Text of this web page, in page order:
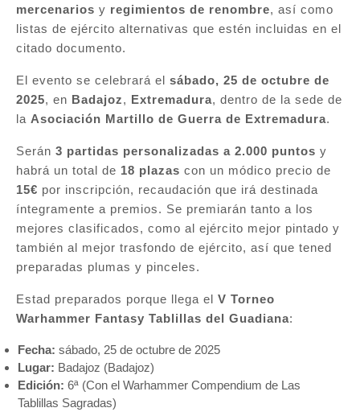
mercenarios y regimientos de renombre, así como
listas de ejército alternativas que estén incluidas en el
citado documento.
El evento se celebrará el sábado, 25 de octubre de
2025, en Badajoz, Extremadura, dentro de la sede de
la Asociación Martillo de Guerra de Extremadura.
Serán 3 partidas personalizadas a 2.000 puntos y
habrá un total de 18 plazas con un módico precio de
15€ por inscripción, recaudación que irá destinada
íntegramente a premios. Se premiarán tanto a los
mejores clasificados, como al ejército mejor pintado y
también al mejor trasfondo de ejército, así que tened
preparadas plumas y pinceles.
Estad preparados porque llega el V Torneo
Warhammer Fantasy Tablillas del Guadiana:
Fecha: sábado, 25 de octubre de 2025
Lugar: Badajoz (Badajoz)
Edición: 6ª (Con el Warhammer Compendium de Las
Tablillas Sagradas)